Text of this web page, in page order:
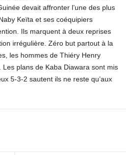
devait affronter l’une des plus
Keïta et ses coéquipiers
Ils marquent à deux reprises
irrégulière. Zéro but partout à la
les hommes de Thiéry Henry
plans de Kaba Diawara sont mis
5-3-2 sautent ils ne reste qu’aux